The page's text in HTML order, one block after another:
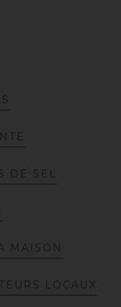
S
N T E
D E S E L
M A I S O N
T E U R S L O C A U X